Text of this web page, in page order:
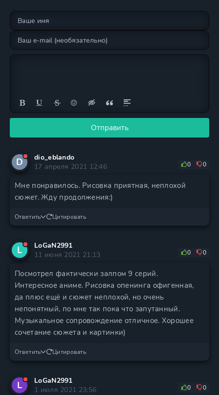
Отправить
D
dio_eblando
17 апреля 2021 12:46
0 0
Мне понравилось. Рисовка приятная, неплохой
сюжет. Жду продолжения:)
Ответить Цитировать
L
LoGaN2991
11 июня 2021 21:13
0 0
Посмотрел фактически залпом 9 серий.
Интересное аниме. Рисовка опенинга офигенная,
да плюс ещё и сюжет неплохой, но очень
непонятный, по мне так пока что запутанный.
Музыкальное сопровождение отличное. Хорошее
сочетание сюжета и картинки)
Ответить Цитировать
L
LoGaN2991
1 июля 2021 23:56
0 0